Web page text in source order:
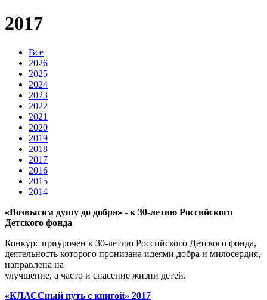
2017
Все
2026
2025
2024
2023
2022
2021
2020
2019
2018
2017
2016
2015
2014
«Возвысим душу до добра» - к 30-летию Российского
Детского фонда
Конкурс приурочен к 30-летию Российского Детского фонда,
деятельность которого пронизана идеями добра и милосердия,
направлена на
улучшение, а часто и спасение жизни детей.
«КЛАССный путь с книгой» 2017